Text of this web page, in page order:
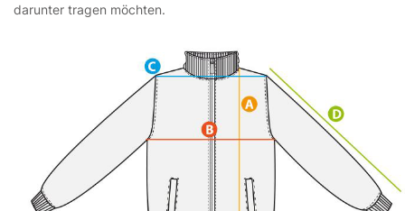
darunter tragen möchten.